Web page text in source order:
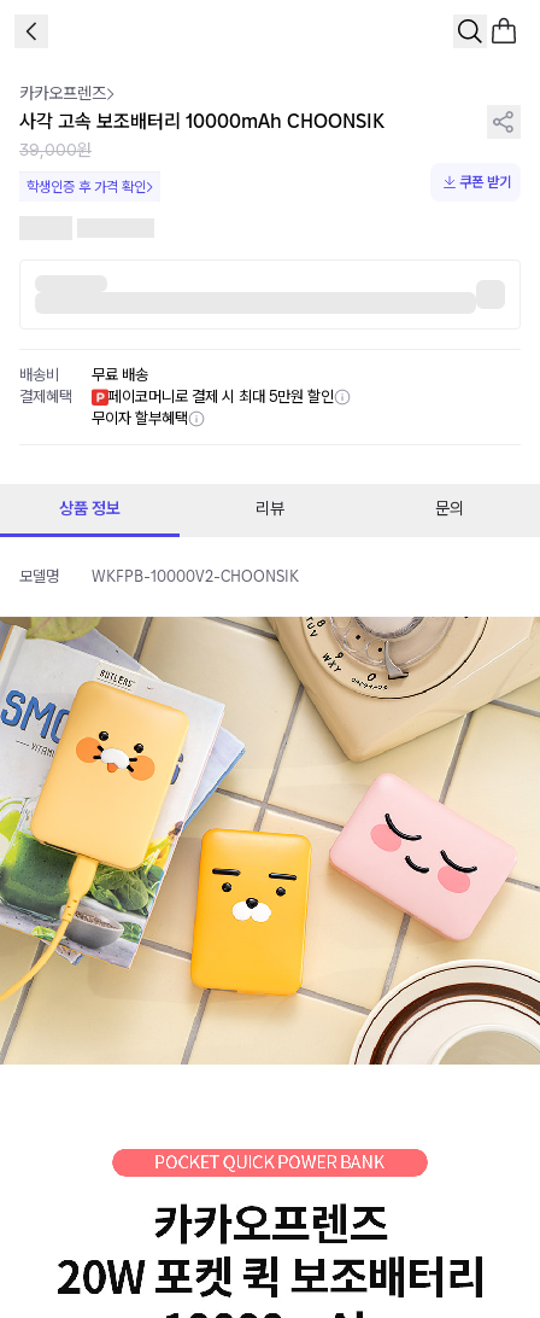
카카오프렌즈
사각 고속 보조배터리 10000mAh CHOONSIK
39,000원
학생인증 후 가격 확인 쿠폰 받기
배송비
무료 배송
결제혜택
페이코머니로 결제 시 최대 5만원 할인
무이자 할부혜택
상품 정보 리뷰 문의
모델명 WKFPB-10000V2-CHOONSIK